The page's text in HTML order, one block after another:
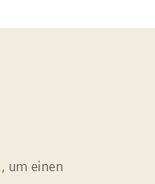
um einen